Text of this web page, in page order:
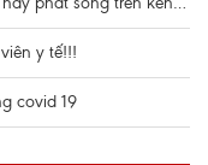
y tế!!!
covid 19